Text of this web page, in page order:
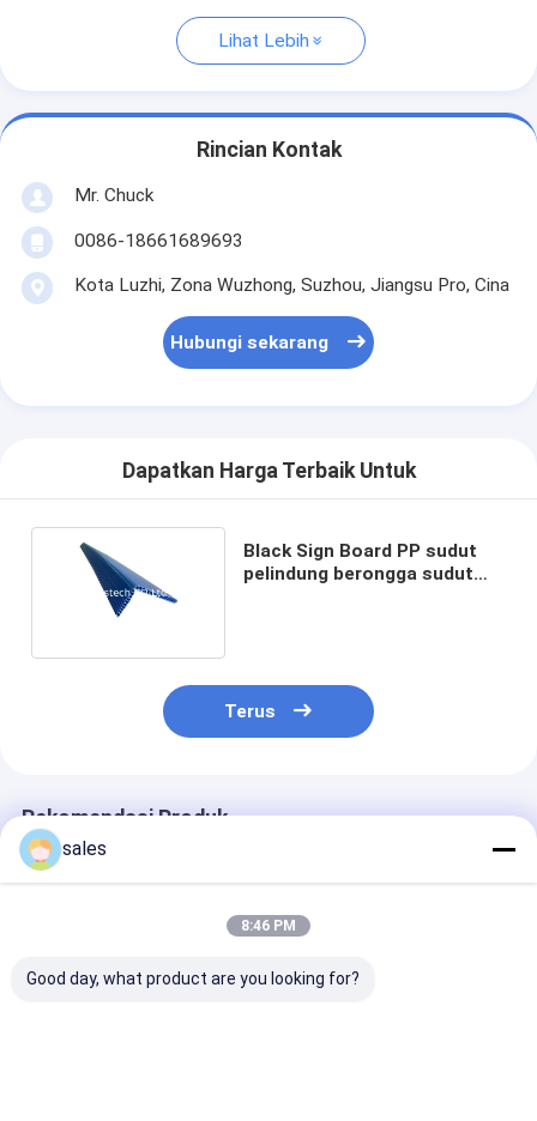
Lihat Lebih
Rincian Kontak
Mr. Chuck
0086-18661689693
Kota Luzhi, Zona Wuzhong, Suzhou, Jiangsu Pro, Cina
Hubungi sekarang
Dapatkan Harga Terbaik Untuk
Black Sign Board PP sudut
pelindung berongga sudut
Terus
Rekomendasi Produk
sales
8:46 PM
Good day, what product are you looking for?